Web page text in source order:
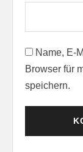
Name, E-
Browser für
speichern.